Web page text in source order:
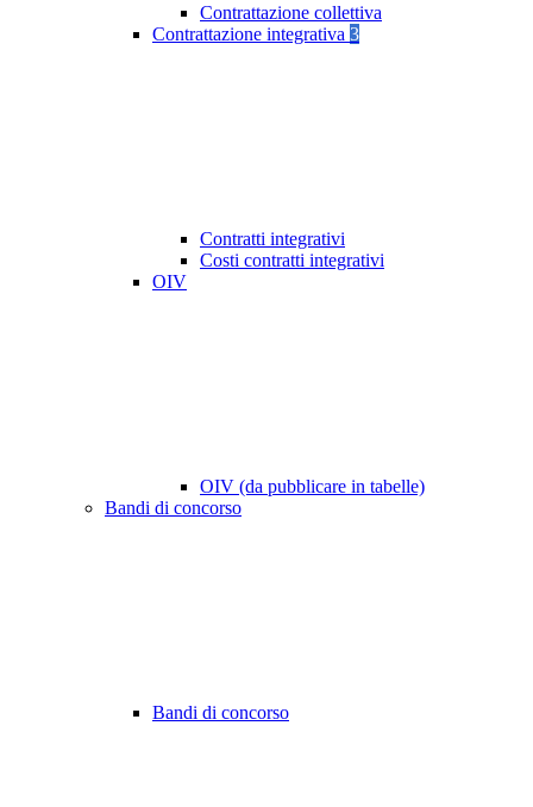
Contrattazione collettiva
Contrattazione integrativa 3
Contratti integrativi
Costi contratti integrativi
OIV
OIV (da pubblicare in tabelle)
Bandi di concorso
Bandi di concorso